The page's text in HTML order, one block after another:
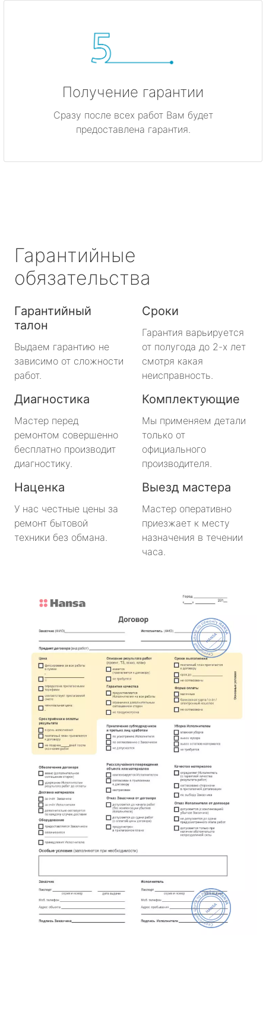
Получение гарантии
Сразу после всех работ Вам будет
предоставлена гарантия.
Гарантийные
обязательства
Гарантийный
талон
Выдаем гарантию не
зависимо от сложности
работ.
Сроки
Гарантия варьируется
от полугода до 2-х лет
смотря какая
неисправность.
Диагностика
Мастер перед
ремонтом совершенно
бесплатно производит
диагностику.
Комплектующие
Мы применяем детали
только от
официального
производителя.
Наценка
У нас честные цены за
ремонт бытовой
техники без обмана.
Выезд мастера
Мастер оперативно
приезжает к месту
назначения в течении
часа.